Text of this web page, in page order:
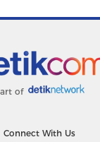
of
Connect With Us